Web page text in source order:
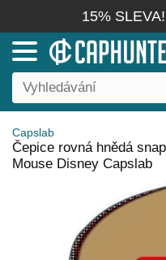
15% SLEVA!
Capslab
Čepice rovná hnědá
Mouse Disney Capslab